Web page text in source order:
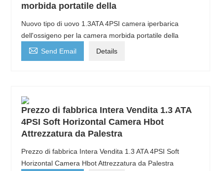
morbida portatile della
Nuovo tipo di uovo 1.3ATA 4PSI camera iperbarica
dell'ossigeno per la camera morbida portatile della
 Send Email Details
Prezzo di fabbrica Intera Vendita 1.3 ATA
4PSI Soft Horizontal Camera Hbot
Attrezzatura da Palestra
Prezzo di fabbrica Intera Vendita 1.3 ATA 4PSI Soft
Horizontal Camera Hbot Attrezzatura da Palestra